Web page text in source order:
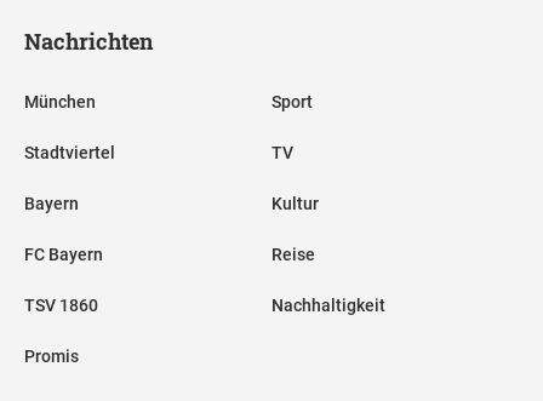
Nachrichten
München
Stadtviertel
Bayern
FC Bayern
TSV 1860
Promis
Sport
TV
Kultur
Reise
Nachhaltigkeit